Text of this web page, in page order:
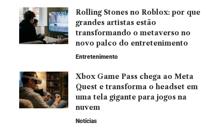
Rolling Stones no Roblox: por que
grandes artistas estão
transformando o metaverso no
novo palco do entretenimento
Entretenimento
Xbox Game Pass chega ao Meta
Quest e transforma o headset em
uma tela gigante para jogos na
nuvem
Notícias